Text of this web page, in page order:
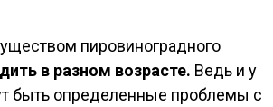
пировиноградного
в разном возрасте. Ведь и у
быть определенные проблемы с